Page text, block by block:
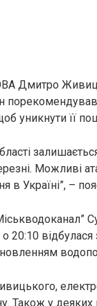
Дмитро
уникнути її
Можливі
в Україні”, –
о 20:10
Також у деяких